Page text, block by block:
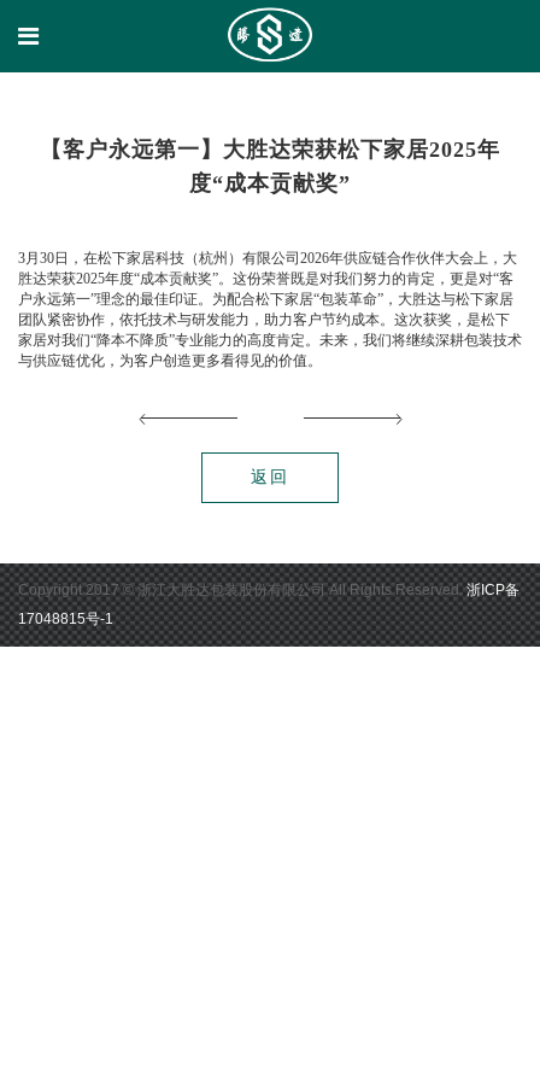
【客户永远第一】大胜达荣获松下家居2025年
度“成本贡献奖”
3月30日，在松下家居科技（杭州）有限公司2026年供应链合作伙伴大会上，大
胜达荣获2025年度“成本贡献奖”。这份荣誉既是对我们努力的肯定，更是对“客
户永远第一”理念的最佳印证。为配合松下家居“包装革命”，大胜达与松下家居
团队紧密协作，依托技术与研发能力，助力客户节约成本。这次获奖，是松下
家居对我们“降本不降质”专业能力的高度肯定。未来，我们将继续深耕包装技术
与供应链优化，为客户创造更多看得见的价值。
返回
Copyright 2017 ©浙江大胜达包装股份有限公司All Rights Reserved.浙ICP备
17048815号-1